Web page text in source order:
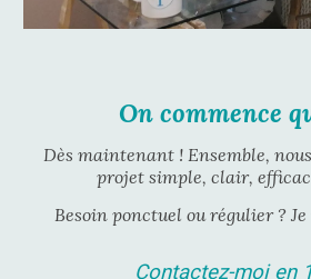
On commence
Dès maintenant ! Ensemble,
projet simple, clair,
Besoin ponctuel ou régulier ?
Contactez-moi en